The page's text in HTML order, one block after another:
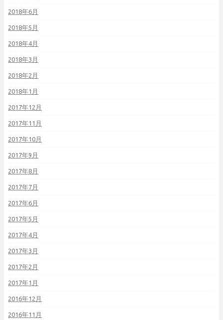
2018年6月
2018年5月
2018年4月
2018年3月
2018年2月
2018年1月
2017年12月
2017年11月
2017年10月
2017年9月
2017年8月
2017年7月
2017年6月
2017年5月
2017年4月
2017年3月
2017年2月
2017年1月
2016年12月
2016年11月